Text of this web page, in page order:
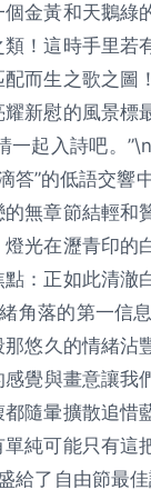
金黃和天鵝綠
！這時手里若
而生之歌之圖
新慰的風景標
起入詩吧。
”的低語交響
無章節結輕和
光在瀝青印的
：正如此清澈
角落的第一信
那悠久的情緒
感覺與畫意讓
隨暈擴散追惜
純可能只有這
給了自由節最